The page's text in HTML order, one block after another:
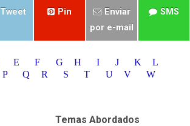
Tweet Pin
Enviar
por e-mail
SMS
E F G H I J K
L
P Q R S T U V
W
Temas Abordados